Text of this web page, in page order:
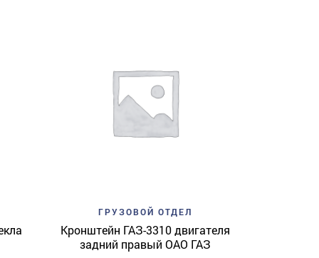
Add to wishlist Quick View
ГРУЗОВОЙ ОТДЕЛ
Кронштейн ГАЗ-3310 двигателя
задний правый ОАО ГАЗ